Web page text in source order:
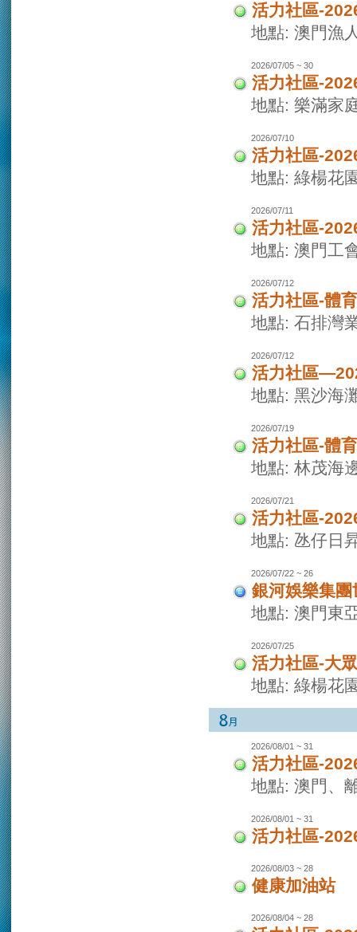
活力社區-
地點: 澳門漁
2026/07/05 ~ 30
活力社區-
地點: 樂滿家
2026/07/10
活力社區-
地點: 綠楊花
2026/07/11
活力社區-
地點: 澳門工
2026/07/12
活力社區-體
地點: 石排灣
2026/07/12
活力社區
地點: 黑沙海
2026/07/19
活力社區-體
地點: 林茂海
2026/07/21
活力社區-
地點: 氹仔日
2026/07/22 ~ 26
銀河娛樂集
地點: 澳門東
2026/07/25
活力社區-大
地點: 綠楊花
2026/08/01 ~ 31
活力社區-
地點: 澳門、
2026/08/01 ~ 31
活力社區-
2026/08/03 ~ 28
健康加油站
2026/08/04 ~ 28